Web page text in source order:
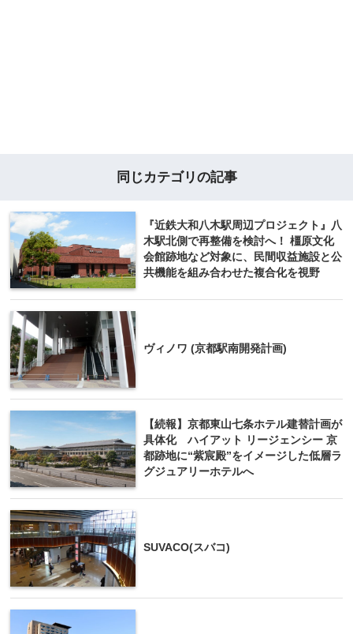
同じカテゴリの記事
『近鉄大和八木駅周辺プロジェクト』八
木駅北側で再整備を検討へ！ 橿原文化
会館跡地など対象に、民間収益施設と公
共機能を組み合わせた複合化を視野
ヴィノワ (京都駅南開発計画)
【続報】京都東山七条ホテル建替計画が
具体化 ハイアット リージェンシー 京
都跡地に“紫宸殿”をイメージした低層ラ
グジュアリーホテルへ
SUVACO(スバコ)